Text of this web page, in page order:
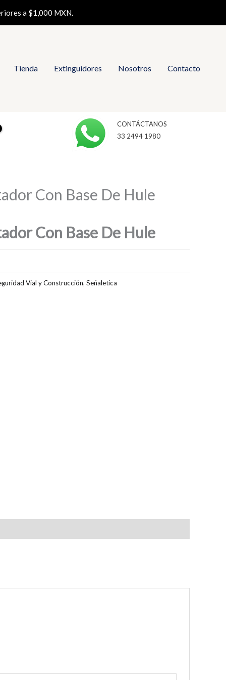
a $1,000 MXN.
Tienda Extinguidores Nosotros Contacto
CONTÁCTANOS
33 2494 1980
Con Base De Hule
Con Base De Hule
Vial y Construcción, Señaletica